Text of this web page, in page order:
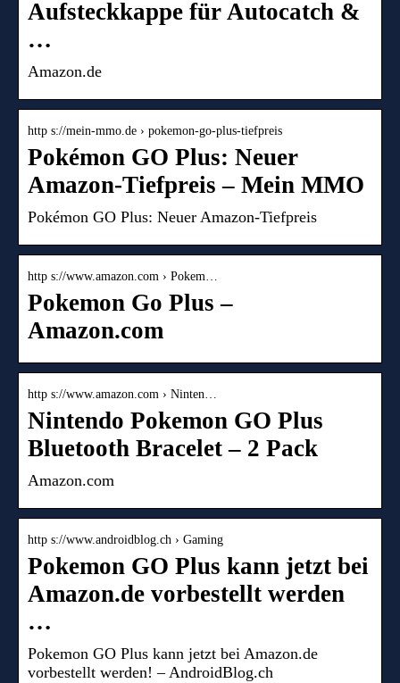
Aufsteckkappe für Autocatch &
…
Amazon.de
http s://mein-mmo.de › pokemon-go-plus-tiefpreis
Pokémon GO Plus: Neuer
Amazon-Tiefpreis – Mein MMO
Pokémon GO Plus: Neuer Amazon-Tiefpreis
http s://www.amazon.com › Pokem…
Pokemon Go Plus –
Amazon.com
http s://www.amazon.com › Ninten…
Nintendo Pokemon GO Plus
Bluetooth Bracelet – 2 Pack
Amazon.com
http s://www.androidblog.ch › Gaming
Pokemon GO Plus kann jetzt bei
Amazon.de vorbestellt werden
…
Pokemon GO Plus kann jetzt bei Amazon.de
vorbestellt werden! – AndroidBlog.ch